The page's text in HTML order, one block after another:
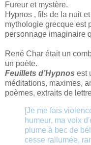
Fureur et mystère.
Hypnos , fils de la nuit
mythologie grecque est
personnage imaginaire
René Char était un
un poète.
Feuillets d’Hypnos est
méditations, maximes,
poèmes, extraits de
[Je me fais
humeur, ma voix
plume à bec de
cesse rallumée,